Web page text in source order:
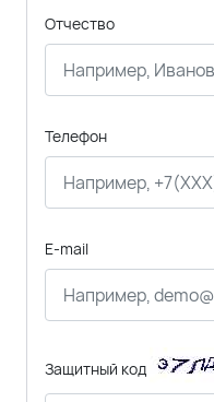
Отчество
Телефон
E-mail
Защитный код